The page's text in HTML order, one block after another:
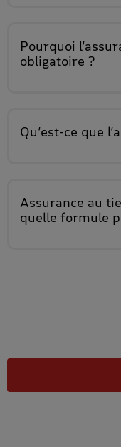
Pourquoi
obligatoire ?
Qu’est-ce que
Assurance au
quelle formule